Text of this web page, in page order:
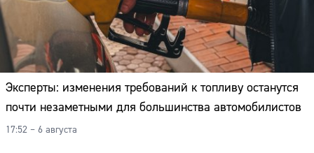
Эксперты: изменения требований к топливу останутся
почти незаметными для большинства автомобилистов
17:52 – 6 августа